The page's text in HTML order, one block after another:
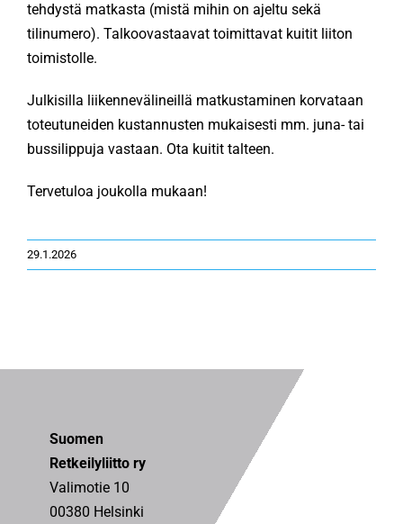
tehdystä matkasta (mistä mihin on ajeltu sekä
tilinumero). Talkoovastaavat toimittavat kuitit liiton
toimistolle.
Julkisilla liikennevälineillä matkustaminen korvataan
toteutuneiden kustannusten mukaisesti mm. juna- tai
bussilippuja vastaan. Ota kuitit talteen.
Tervetuloa joukolla mukaan!
29.1.2026
Suomen
Retkeilyliitto ry
Valimotie 10
00380 Helsinki